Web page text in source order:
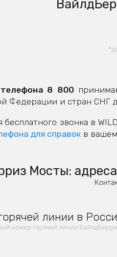
8 800
Федерации и стран СНГ
бесплатного звонка в
для справок в
Мосты:
линии в
номер горячей линии